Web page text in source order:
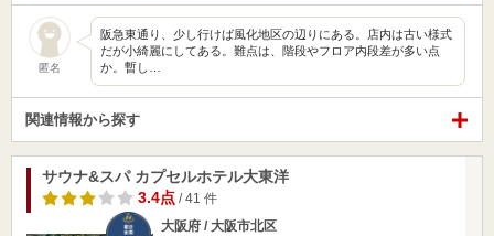
匿名
阪急東通り、少し行けば風化地区の辺りにある。店内は古い様式
だが小綺麗にしてある。難点は、階段やフロア内段差が多い点
か。暫し…
関連情報から探す
サウナ&スパ カプセルホテル大東洋
3.4点 / 41 件
大阪府 / 大阪市北区